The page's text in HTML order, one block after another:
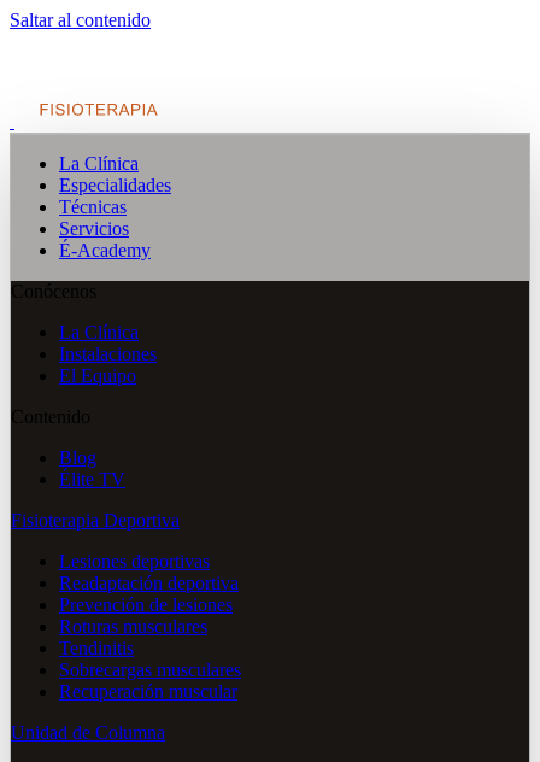
Saltar al contenido
La Clínica
Especialidades
Técnicas
Servicios
É-Academy
Conócenos
La Clínica
Instalaciones
El Equipo
Contenido
Blog
Élite TV
Fisioterapia Deportiva
Lesiones deportivas
Readaptación deportiva
Prevención de lesiones
Roturas musculares
Tendinitis
Sobrecargas musculares
Recuperación muscular
Unidad de Columna